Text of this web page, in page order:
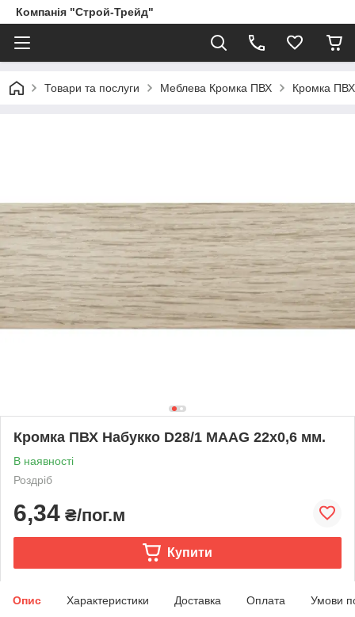
Компанія "Строй-Трейд"
Товари та послуги Меблева Кромка ПВХ Кромка
Кромка ПВХ Набукко D28/1 MAAG 22х0,6 мм.
В наявності
Роздріб
6,34 ₴/пог.м
Купити
Опис Характеристики Доставка Оплата Умови